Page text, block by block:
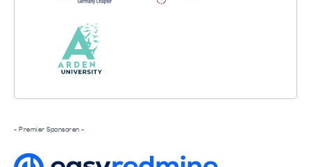
- Premier Sponsoren -